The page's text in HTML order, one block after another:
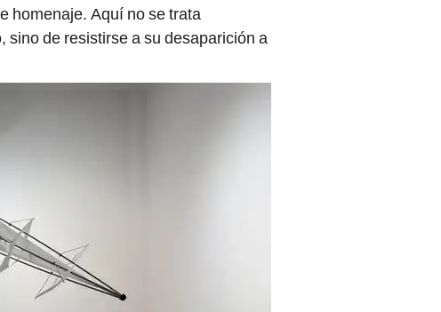
homenaje. Aquí no se trata
de resistirse a su desaparición a